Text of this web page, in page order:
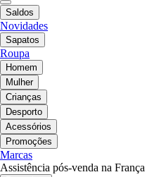
Saldos
Novidades
Sapatos
Roupa
Homem
Mulher
Crianças
Desporto
Acessórios
Promoções
Marcas
Assistência pós-venda na França